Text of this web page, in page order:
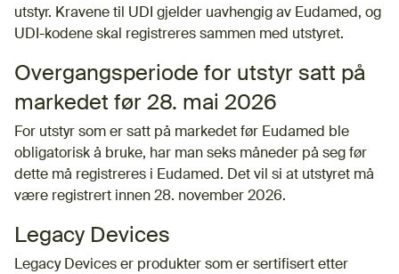
utstyr. Kravene til UDI gjelder uavhengig av Eudamed, og
UDI-kodene skal registreres sammen med utstyret.
Overgangsperiode for utstyr satt på
markedet før 28. mai 2026
For utstyr som er satt på markedet før Eudamed ble
obligatorisk å bruke, har man seks måneder på seg før
dette må registreres i Eudamed. Det vil si at utstyret må
være registrert innen 28. november 2026.
Legacy Devices
Legacy Devices er produkter som er sertifisert etter